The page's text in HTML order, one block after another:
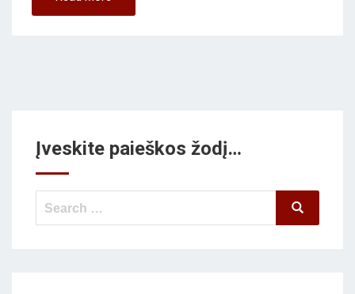
Įveskite paieškos žodį…
Search
Search